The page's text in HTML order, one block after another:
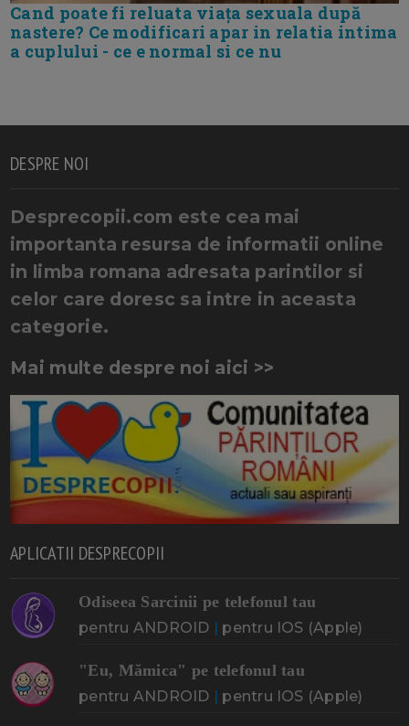
Cand poate fi reluata viața sexuala după
nastere? Ce modificari apar in relatia intima
a cuplului - ce e normal si ce nu
DESPRE NOI
Desprecopii.com este cea mai
importanta resursa de informatii online
in limba romana adresata parintilor si
celor care doresc sa intre in aceasta
categorie.
Mai multe despre noi aici >>
APLICATII DESPRECOPII
Odiseea Sarcinii pe telefonul tau
pentru ANDROID pentru IOS (Apple)
"Eu, Mămica" pe telefonul tau
pentru ANDROID pentru IOS (Apple)